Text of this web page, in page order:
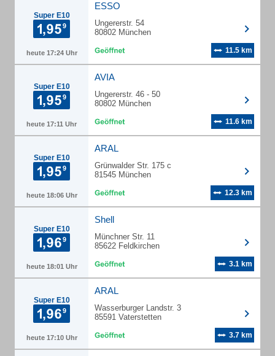
Super E10
heute 17:24 Uhr
ESSO
Ungererstr. 54
80802 München
11.5 km
Super E10
heute 17:11 Uhr
AVIA
Ungererstr. 46 - 50
80802 München
11.6 km
Super E10
heute 18:06 Uhr
ARAL
Grünwalder Str. 175 c
81545 München
12.3 km
Super E10
heute 18:01 Uhr
Shell
Münchner Str. 11
85622 Feldkirchen
3.1 km
Super E10
heute 17:10 Uhr
ARAL
Wasserburger Landstr. 3
85591 Vaterstetten
3.7 km